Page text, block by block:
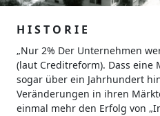
H I S T O R I E
„Nur 2% Der Unternehmen
(laut Creditreform). Dass
sogar über ein Jahrhundert
Veränderungen in ihren
einmal mehr den Erfolg von